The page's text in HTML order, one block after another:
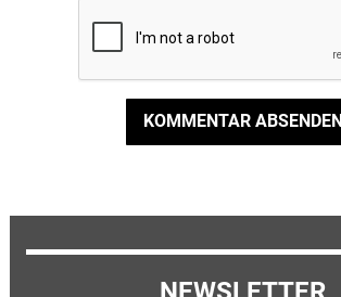
KOMMENTAR ABSENDEN